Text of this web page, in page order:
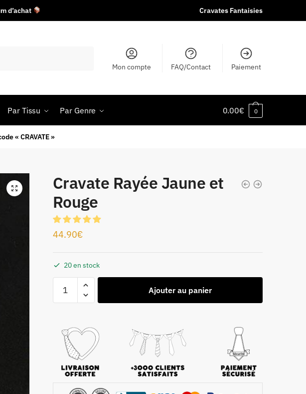
d’achat Cravates Fantaisies
Mon compte FAQ/Contact Paiement
Par Tissu Par Genre 0.00€ 0
« CRAVATE »
Cravate Rayée Jaune et
Rouge
44.90€
20 en stock
Ajouter au panier